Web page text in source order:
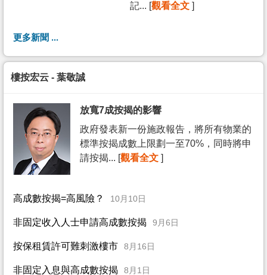
記... [觀看全文 ]
更多新聞 ...
樓按宏云 - 葉敬誠
放寬7成按揭的影響
政府發表新一份施政報告，將所有物業的
標準按揭成數上限劃一至70%，同時將申
請按揭... [觀看全文 ]
高成數按揭=高風險？ 10月10日
非固定收入人士申請高成數按揭 9月6日
按保租賃許可難刺激樓市 8月16日
非固定入息與高成數按揭 8月1日